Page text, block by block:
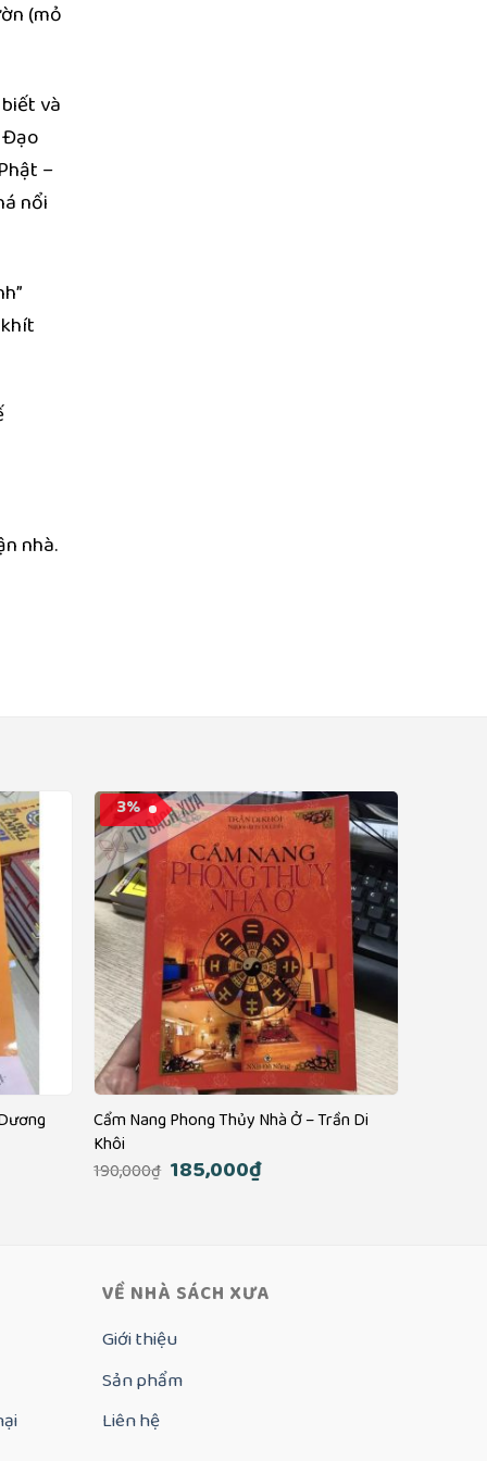
(mỏ
và
–
nổi
nhà.
Cẩm Nang Phong Thủy Nhà Ở – Trần Di
Khôi
190,000₫ Giá
gốc
185,000₫Giá
3%
VỀ NHÀ SÁCH XƯA
Giới thiệu
Sản phẩm
Liên hệ